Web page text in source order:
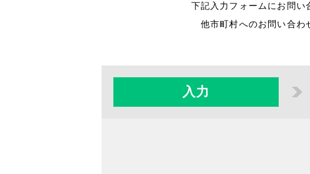
下記入力フォームにお問い
他市町村へのお問い合わ
入力